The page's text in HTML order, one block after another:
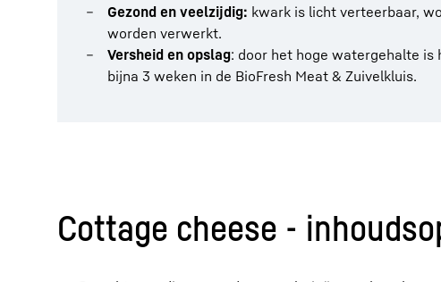
Gezond en veelzijdig: kwark is licht verteerbaar,
worden verwerkt.
Versheid en opslag: door het hoge watergehalte is
bijna 3 weken in de BioFresh Meat & Zuivelkluis.
Cottage cheese -